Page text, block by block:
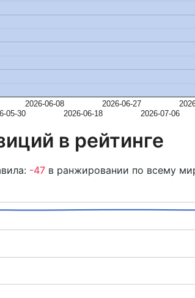
05-30
2026-06-08
2026-06-18
2026-06-27
2026-07-06
в рейтинге
-47в ранжировании по всему